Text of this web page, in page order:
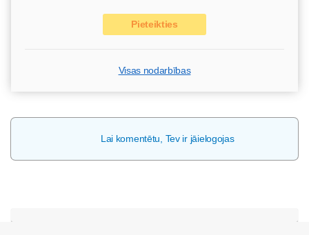
Pieteikties
Visas nodarbības
Lai komentētu, Tev ir jāielogojas